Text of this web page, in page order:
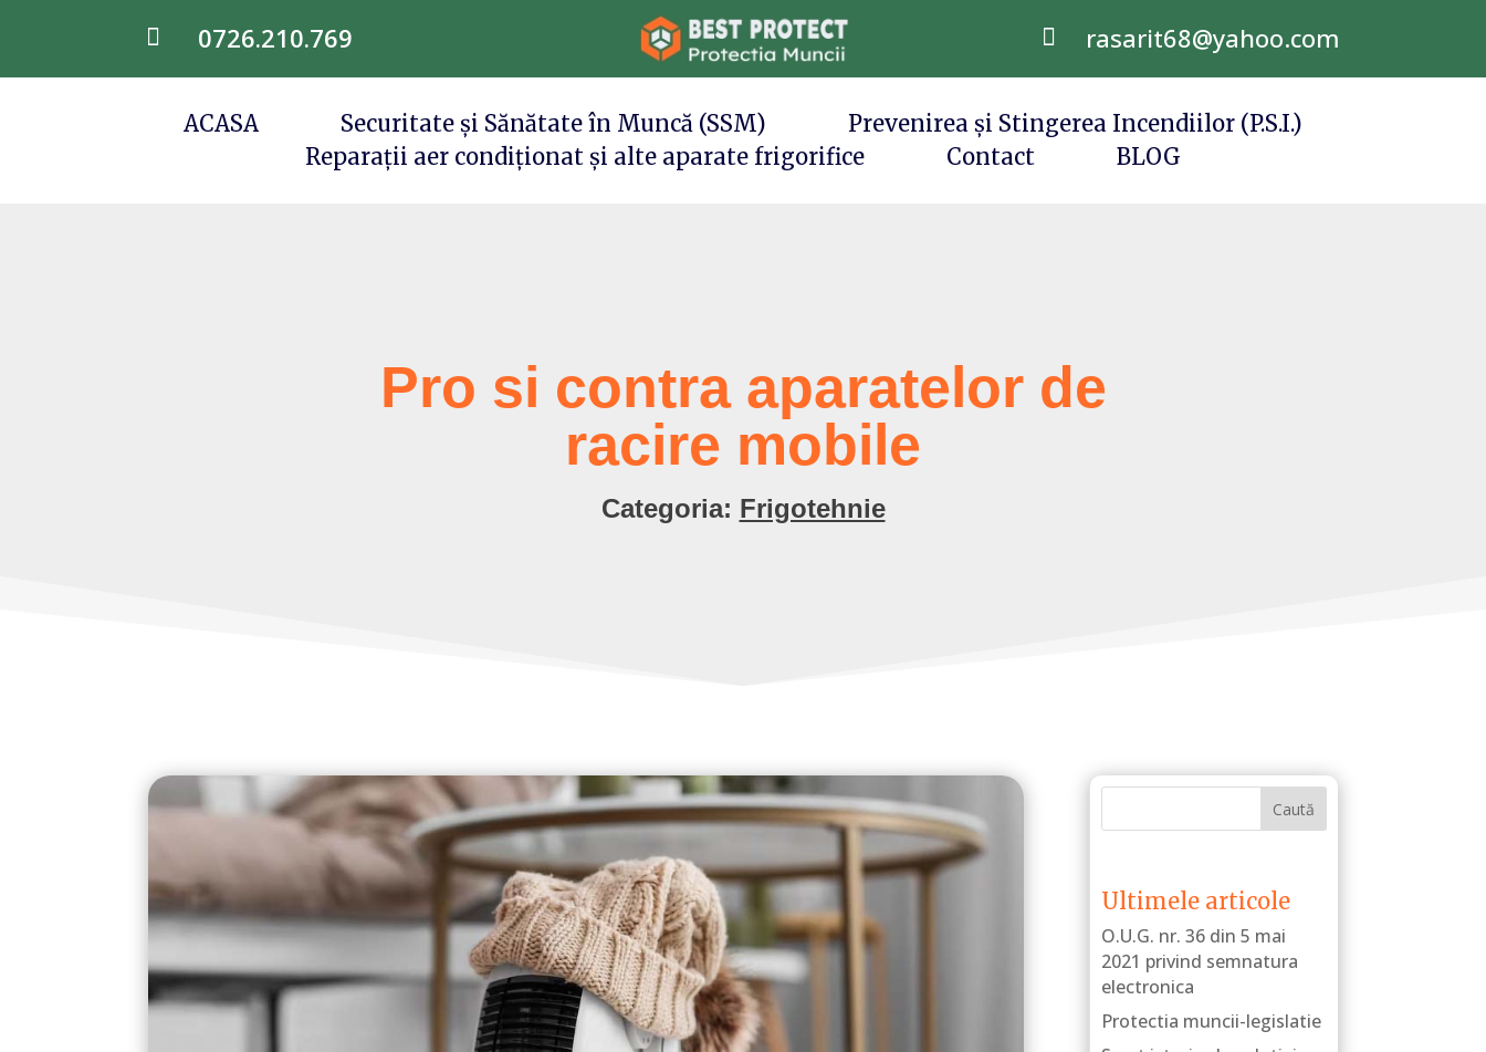
 0726.210.769  rasarit68@yahoo.com
ACASA Securitate și Sănătate în Muncă (SSM)
Prevenirea și Stingerea Incendiilor (P.S.I.)
Reparații aer condiționat și alte aparate frigorifice
Contact BLOG
Pro si contra aparatelor de
racire mobile
Categoria: Frigotehnie
Caută
Ultimele articole
O.U.G. nr. 36 din 5 mai
2021 privind semnatura
electronica
Protectia muncii-legislatie